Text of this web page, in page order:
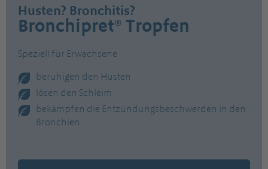
Husten? Bronchitis?
Bronchipret® Tropfen
Speziell für Erwachsene
beruhigen den Husten
lösen den Schleim
bekämpfen die Entzündungsbeschwerden in den
Bronchien